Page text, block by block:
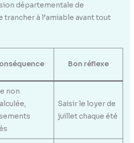
départementale de
à l’amiable avant tout
Bon réflexe
non
Saisir le loyer de
juillet chaque été